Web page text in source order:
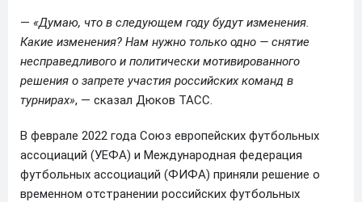
— «Думаю, что в следующем году будут изменения.
Какие изменения? Нам нужно только одно — снятие
несправедливого и политически мотивированного
решения о запрете участия российских команд в
турнирах», — сказал Дюков ТАСС.
В феврале 2022 года Союз европейских футбольных
ассоциаций (УЕФА) и Международная федерация
футбольных ассоциаций (ФИФА) приняли решение о
временном отстранении российских футбольных